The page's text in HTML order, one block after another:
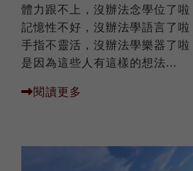
體力跟不上，沒辦法念學位了啦
記憶性不好，沒辦法學語言了啦
手指不靈活，沒辦法學樂器了
是因為這些人有這樣的想法...
閱讀更多